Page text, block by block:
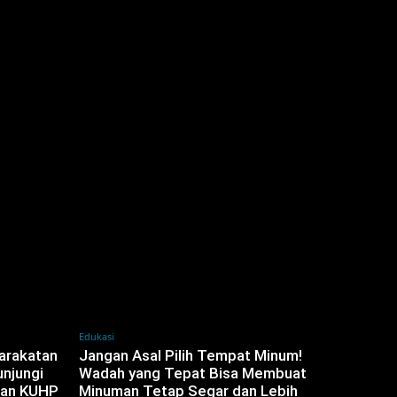
KUHP
Edukasi
Jangan Asal Pilih Tempat Minum!
Wadah yang Tepat Bisa Membuat
Minuman Tetap Segar dan Lebih